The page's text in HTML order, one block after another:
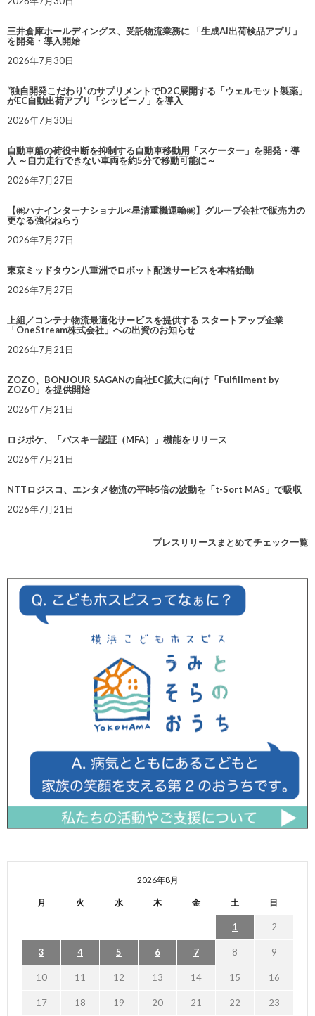
三井倉庫ホールディングス、受託物流業務に 「生成AI出荷検品アプリ」
を開発・導入開始
2026年7月30日
“独自開発こだわり”のサプリメントでD2C展開する「ウェルモット製薬」
がEC自動出荷アプリ「シッピーノ」を導入
2026年7月30日
自動車船の荷役中断を抑制する自動車移動用「スケーター」を開発・導
入 ～自力走行できない車両を約5分で移動可能に～
2026年7月27日
【㈱ハナインターナショナル×星清重機運輸㈱】グループ会社で販売力の
更なる強化ねらう
2026年7月27日
東京ミッドタウン八重洲でロボット配送サービスを本格始動
2026年7月27日
上組／コンテナ物流最適化サービスを提供する スタートアップ企業
「OneStream株式会社」への出資のお知らせ
2026年7月21日
ZOZO、BONJOUR SAGANの自社EC拡大に向け「Fulfillment by
ZOZO」を提供開始
2026年7月21日
ロジポケ、「パスキー認証（MFA）」機能をリリース
2026年7月21日
NTTロジスコ、エンタメ物流の平時5倍の波動を「t-Sort MAS」で吸収
2026年7月21日
プレスリリースまとめてチェック一覧
2026年8月
月 火 水 木 金 土 日
1 2
3 4 5 6 7 8 9
10 11 12 13 14 15 16
17 18 19 20 21 22 23